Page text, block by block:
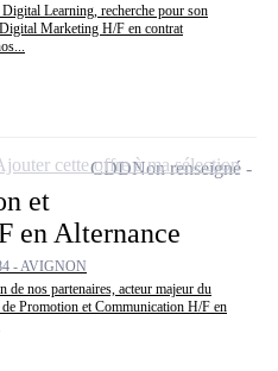
Learning, recherche pour son
Marketing H/F en contrat
et
en Alternance
- AVIGNON
de nos partenaires, acteur majeur du
Promotion et Communication H/F en
CDDNon renseigné
cette offre à ma sélection